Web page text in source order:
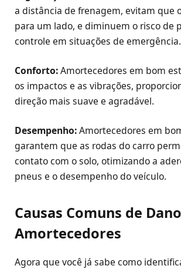
a distância de frenagem, evitam que
para um lado, e diminuem o risco de
controle em situações de emergência.
Conforto:Amortecedores em bom
os impactos e as vibrações,
direção mais suave e agradável.
Desempenho:Amortecedores em
garantem que as rodas do carro
contato com o solo, otimizando a
pneus e o desempenho do veículo.
Causas Comuns de
Amortecedores
Agora que você já sabe como